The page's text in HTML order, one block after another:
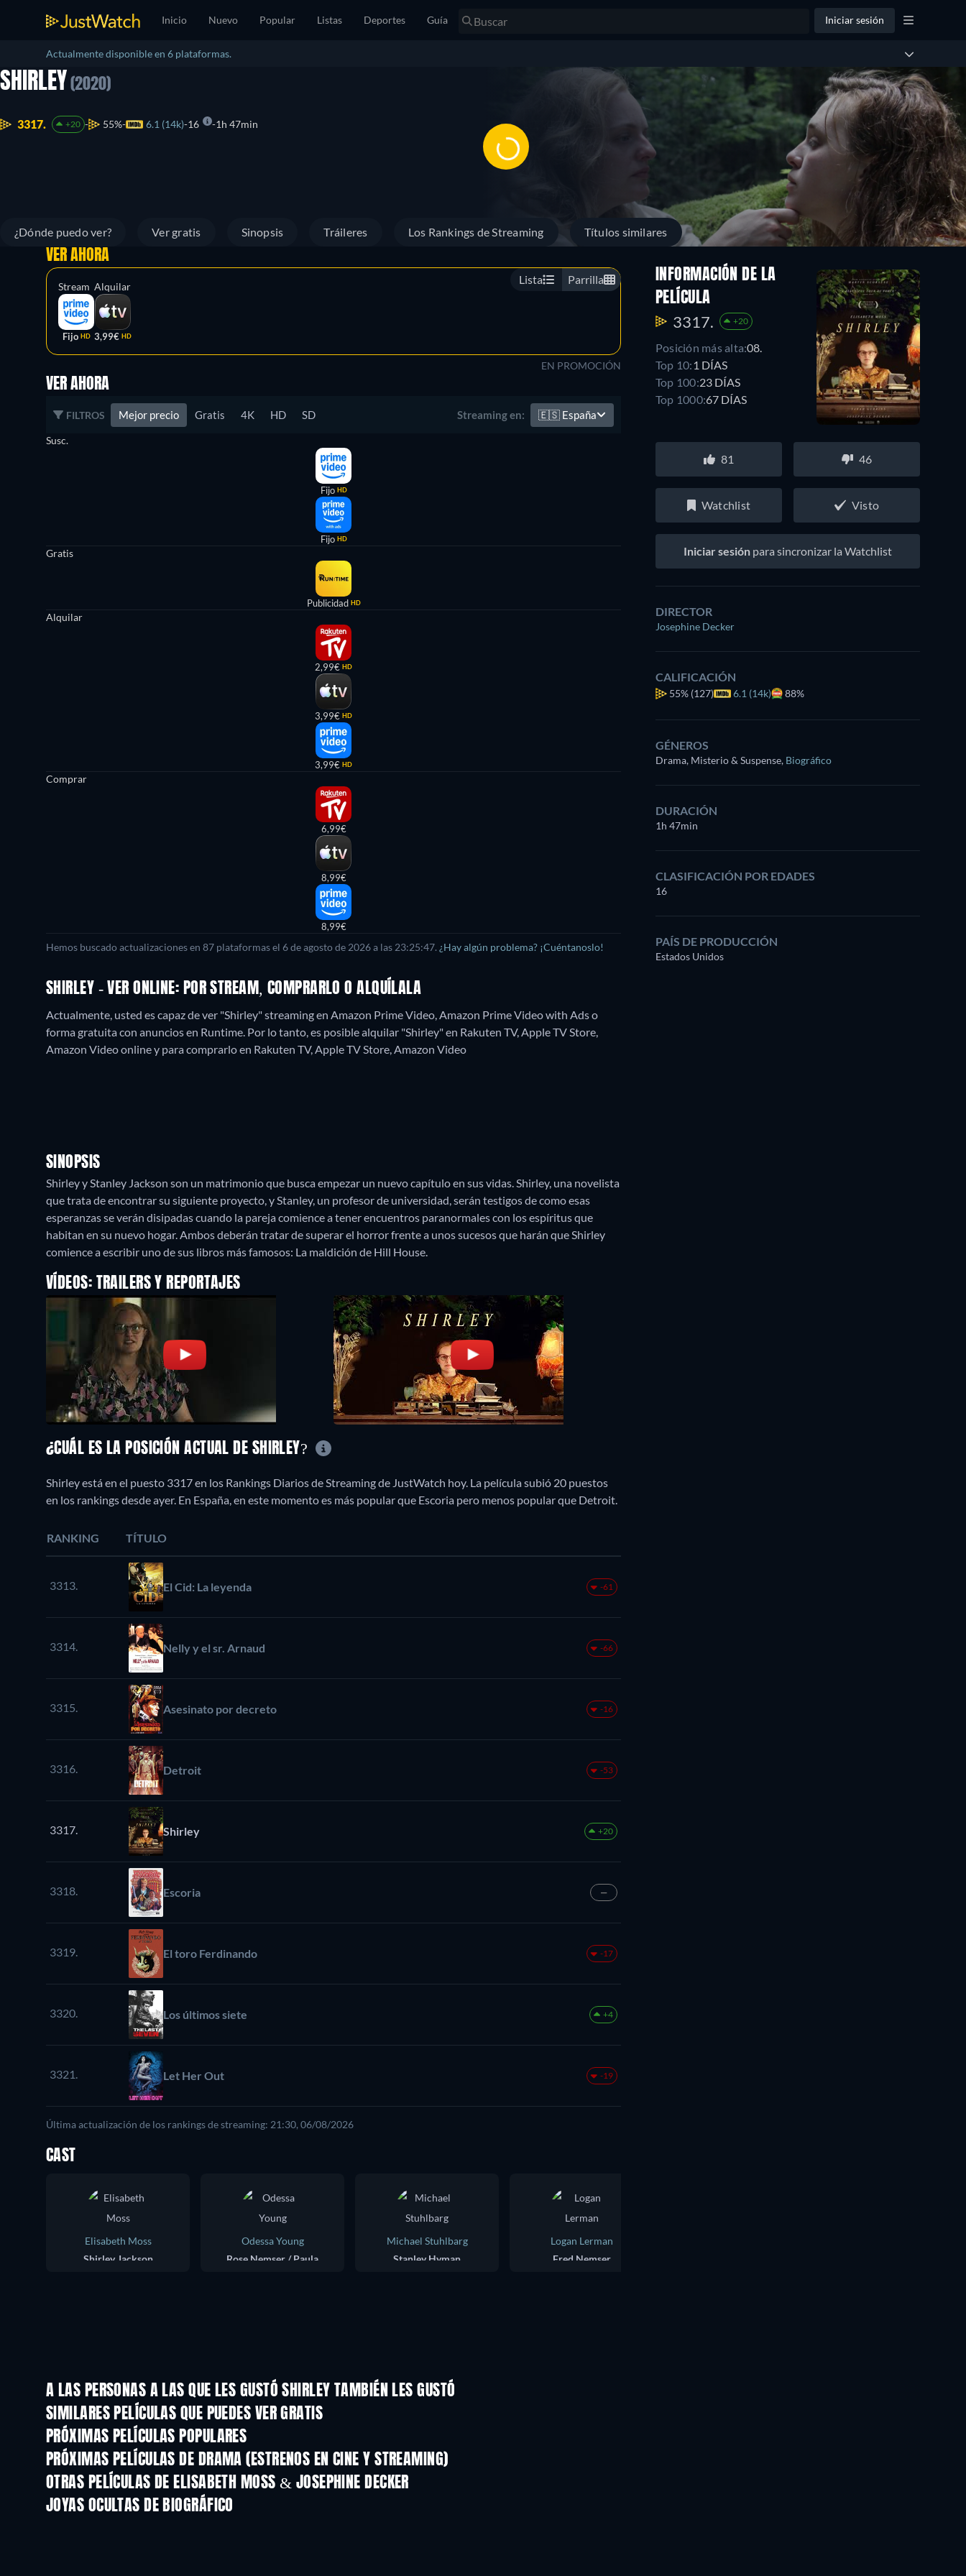
Inicio Nuevo Popular Listas Deportes Guía Iniciar sesión
Actualmente disponible en 6 plataformas.
SHIRLEY (2020)
3317. +20 55% 6.1 (14k) 16 1h 47min
¿Dónde puedo ver? Ver gratis Sinopsis Tráileres Los Rankings de Streaming Títulos similares
Lista Parrilla
VER AHORA
Stream
Fijo HD
Alquilar
3,99€ HD
EN PROMOCIÓN
VER AHORA
FILTROS Mejor precio Gratis 4K HD SD Streaming en: 🇪🇸 España
Susc.
Fijo HD
Fijo HD
Gratis
Publicidad HD
Alquilar
2,99€ HD
3,99€ HD
3,99€ HD
Comprar
6,99€
8,99€
8,99€
Hemos buscado actualizaciones en 87 plataformas el 6 de agosto de 2026a las 23:25:47. ¿Hay algún problema? ¡Cuéntanoslo!
SHIRLEY - VER ONLINE: POR STREAM, COMPRARLO O ALQUÍLALA
Actualmente, usted es capaz de ver "Shirley" streaming en Amazon Prime Video, Amazon Prime Video with Ads o
forma gratuita con anuncios en Runtime. Por lo tanto, es posible alquilar "Shirley" en Rakuten TV, Apple TV Store,
Amazon Video online y para comprarlo en Rakuten TV, Apple TV Store, Amazon Video
SINOPSIS
Shirley y Stanley Jackson son un matrimonio que busca empezar un nuevo capítulo en sus vidas. Shirley, una novelista
que trata de encontrar su siguiente proyecto, y Stanley, un profesor de universidad, serán testigos de como esas
esperanzas se verán disipadas cuando la pareja comience a tener encuentros paranormales con los espíritus que
habitan en su nuevo hogar. Ambos deberán tratar de superar el horror frente a unos sucesos que harán que Shirley
comience a escribir uno de sus libros más famosos: La maldición de Hill House.
VÍDEOS: TRAILERS Y REPORTAJES
INFORMACIÓN DE LA
PELÍCULA
3317. +20
Posición más alta:08.
Top 10: 1 DÍAS
Top 100:23 DÍAS
Top 1000:67 DÍAS
81 46
Watchlist Visto
Iniciar sesión para sincronizar la Watchlist
DIRECTOR
Josephine Decker
CALIFICACIÓN
55% (127) 6.1 (14k) 88%
GÉNEROS
Drama, Misterio & Suspense, Biográfico
DURACIÓN
1h 47min
CLASIFICACIÓN POR EDADES
16
PAÍS DE PRODUCCIÓN
Estados Unidos
¿CUÁL ES LA POSICIÓN ACTUAL DE SHIRLEY?
Shirley está en el puesto 3317 en los Rankings Diarios de Streaming de JustWatch hoy. La película subió 20 puestos
en los rankings desde ayer. En España, en este momento es más popular que Escoria pero menos popular que Detroit.
RANKING TÍTULO
3313. El Cid: La leyenda -61
3314. Nelly y el sr. Arnaud -66
3315. Asesinato por decreto -16
3316. Detroit -53
3317. Shirley +20
3318. Escoria —
3319. El toro Ferdinando -17
3320. Los últimos siete +4
3321. Let Her Out -19
Última actualización de los rankings de streaming: 21:30, 06/08/2026
CAST
Elisabeth Moss
Shirley Jackson
Odessa Young
Rose Nemser / Paula
Michael Stuhlbarg
Stanley Hyman
Logan Lerman
Fred Nemser
A LAS PERSONAS A LAS QUE LES GUSTÓ SHIRLEY TAMBIÉN LES GUSTÓ
SIMILARES PELÍCULAS QUE PUEDES VER GRATIS
PRÓXIMAS PELÍCULAS POPULARES
PRÓXIMAS PELÍCULAS DE DRAMA (ESTRENOS EN CINE Y STREAMING)
OTRAS PELÍCULAS DE ELISABETH MOSS & JOSEPHINE DECKER
JOYAS OCULTAS DE BIOGRÁFICO